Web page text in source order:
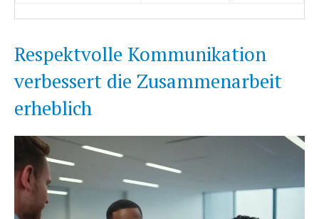
Erhalte unseren
kostenlosen Newsletter
Respektvolle Kommunikation
verbessert die Zusammenarbeit
erheblich